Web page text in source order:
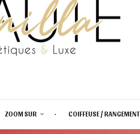
ZOOM SUR COIFFEUSE / RANGEMENT